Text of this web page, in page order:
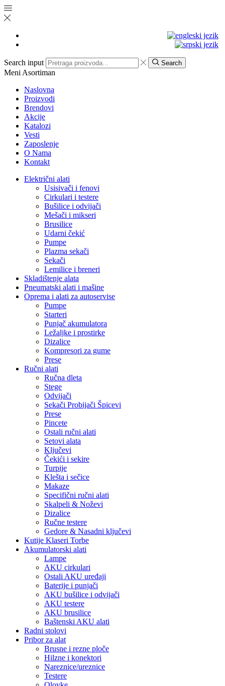
Search input Search
Meni Asortiman
Naslovna
Proizvodi
Brendovi
Akcije
Katalozi
Vesti
Zaposlenje
O Nama
Kontakt
Električni alati
Usisivači i fenovi
Cirkulari i testere
Bušilice i odvijači
Mešači i mikseri
Brusilice
Udarni čekić
Pumpe
Plazma sekači
Sekači
Lemilice i breneri
Skladištenje alata
Pneumatski alati i mašine
Oprema i alati za autoservise
Pumpe
Starteri
Punjač akumulatora
Ležaljke i prostirke
Dizalice
Kompresori za gume
Prese
Ručni alati
Ručna dleta
Stege
Odvijači
Sekači Probijači Špicevi
Prese
Pincete
Ostali ručni alati
Setovi alata
Ključevi
Čekići i sekire
Turpije
Klešta i sečice
Makaze
Specifični ručni alati
Skalpeli & Noževi
Dizalice
Ručne testere
Gedore & Nasadni ključevi
Kutije Klaseri Torbe
Akumulatorski alati
Lampe
AKU cirkulari
Ostali AKU uređaji
Baterije i punjači
AKU bušilice i odvijači
AKU testere
AKU brusilice
Baštenski AKU alati
Radni stolovi
Pribor za alat
Brusne i rezne ploče
Hilzne i konektori
Nareznice/ureznice
Testere